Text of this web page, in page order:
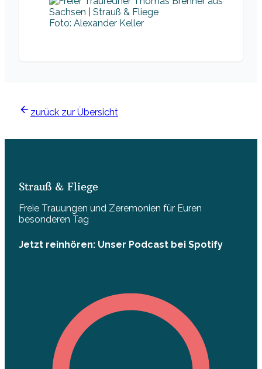
Foto: Alexander Keller
zurück zur Übersicht
Strauß & Fliege
Freie Trauungen und Zeremonien für Euren
besonderen Tag
Jetzt reinhören: Unser Podcast bei Spotify